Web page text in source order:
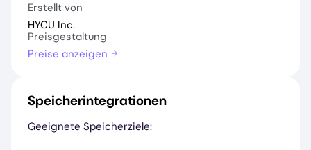
Erstellt von
HYCU Inc.
Preisgestaltung
Preise anzeigen
Speicherintegrationen
Geeignete Speicherziele: